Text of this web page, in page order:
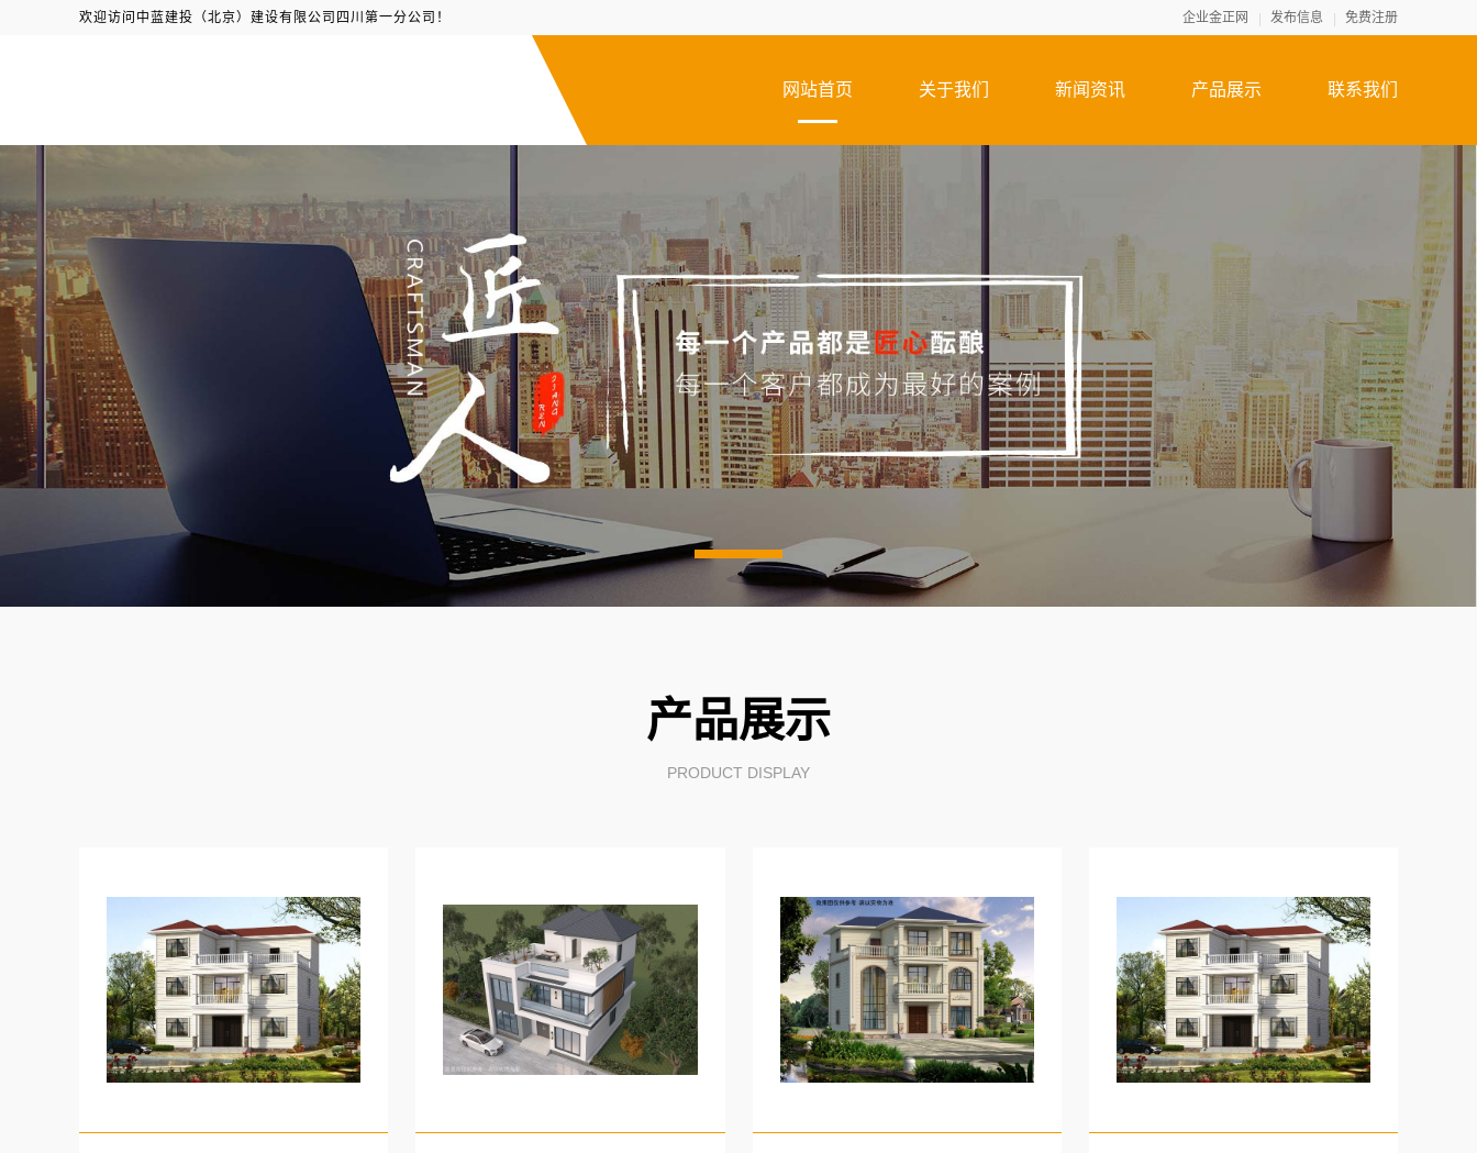
欢迎访问中蓝建投（北京）建设有限公司四川第一分公司！ 企业金正网 发布信息 免费注册
网站首页 关于我们 新闻资讯 产品展示 联系我们
产品展示
PRODUCT DISPLAY